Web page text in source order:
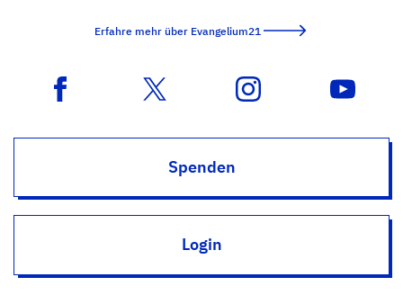
Erfahre mehr über Evangelium21
Spenden
Login